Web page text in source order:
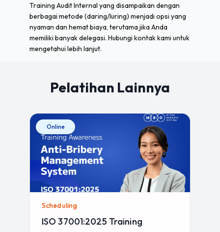
Training Audit Internal yang disampaikan dengan
berbagai metode (daring/luring) menjadi opsi yang
nyaman dan hemat biaya, terutama jika Anda
memiliki banyak delegasi. Hubungi kontak kami untuk
mengetahui lebih lanjut.
Pelatihan Lainnya
Online
Scheduling
ISO 37001:2025 Training